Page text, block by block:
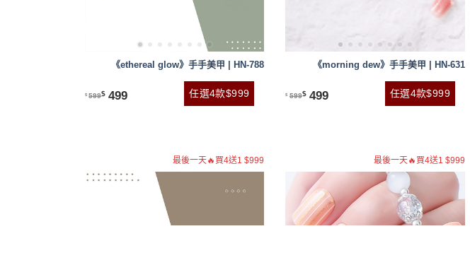
《ethereal glow》手手美甲 | HN-788
$ 599$ 499 任選4款$999
《morning dew》手手美甲 | HN-631
$ 599$ 499 任選4款$999
最後一天🔥買4送1 $999 最後一天🔥買4送1 $999